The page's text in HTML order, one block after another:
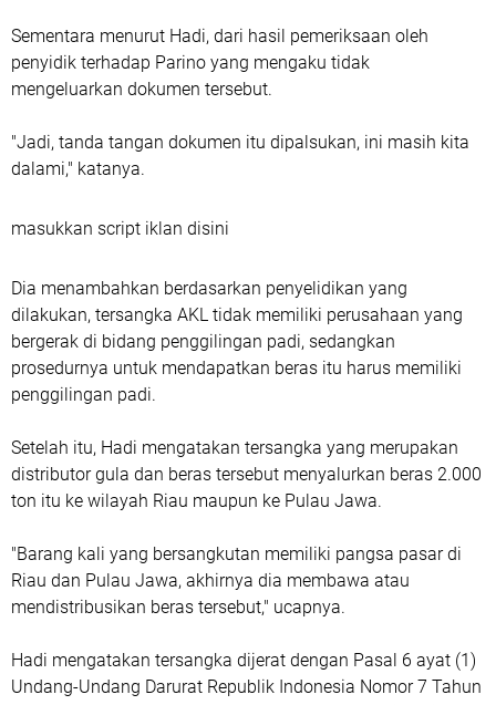
Sementara menurut Hadi, dari hasil pemeriksaan oleh
penyidik terhadap Parino yang mengaku tidak
mengeluarkan dokumen tersebut.
"Jadi, tanda tangan dokumen itu dipalsukan, ini masih kita
dalami," katanya.
masukkan script iklan disini
Dia menambahkan berdasarkan penyelidikan yang
dilakukan, tersangka AKL tidak memiliki perusahaan yang
bergerak di bidang penggilingan padi, sedangkan
prosedurnya untuk mendapatkan beras itu harus memiliki
penggilingan padi.
Setelah itu, Hadi mengatakan tersangka yang merupakan
distributor gula dan beras tersebut menyalurkan beras 2.000
ton itu ke wilayah Riau maupun ke Pulau Jawa.
"Barang kali yang bersangkutan memiliki pangsa pasar di
Riau dan Pulau Jawa, akhirnya dia membawa atau
mendistribusikan beras tersebut," ucapnya.
Hadi mengatakan tersangka dijerat dengan Pasal 6 ayat (1)
Undang-Undang Darurat Republik Indonesia Nomor 7 Tahun